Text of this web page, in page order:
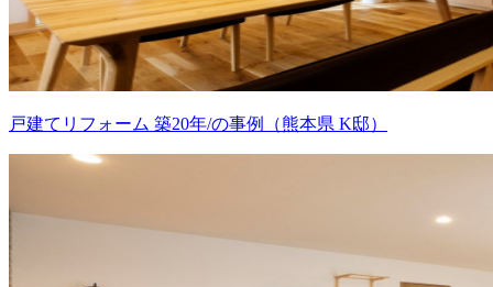
戸建てリフォーム 築20年/の事例（熊本県 K邸）